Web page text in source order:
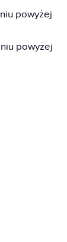
powyżej
powyżej